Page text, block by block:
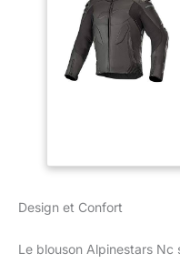
Design et Confort
Le blouson Alpinestars